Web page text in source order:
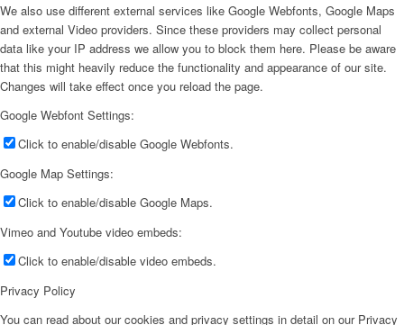
We also use different external services like Google Webfonts, Google Maps
and external Video providers. Since these providers may collect personal
data like your IP address we allow you to block them here. Please be aware
that this might heavily reduce the functionality and appearance of our site.
Changes will take effect once you reload the page.
Google Webfont Settings:
Click to enable/disable Google Webfonts.
Google Map Settings:
Click to enable/disable Google Maps.
Vimeo and Youtube video embeds:
Click to enable/disable video embeds.
Privacy Policy
You can read about our cookies and privacy settings in detail on our Privacy